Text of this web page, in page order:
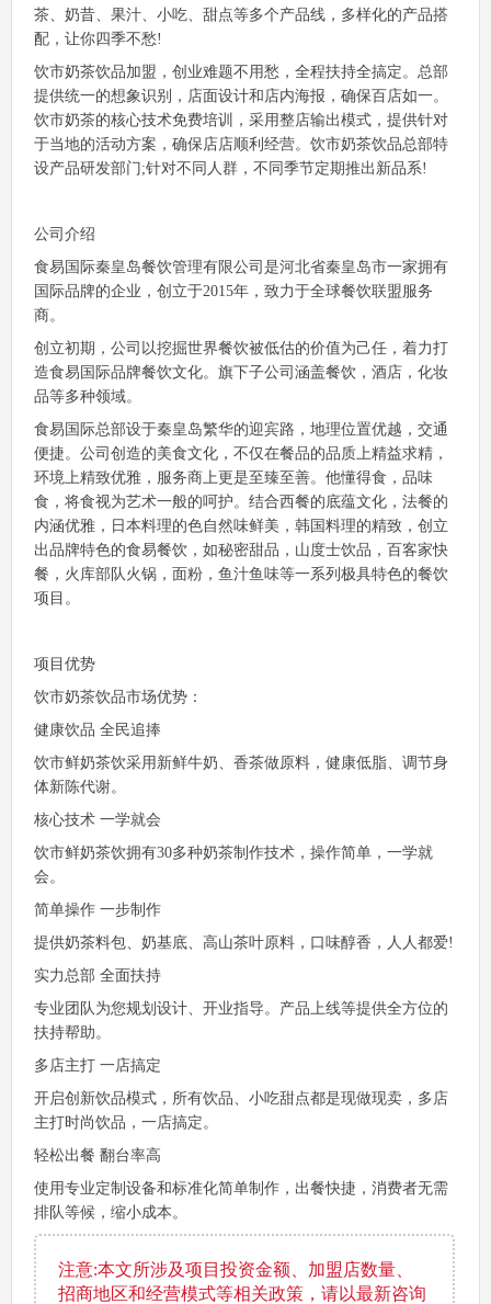
茶、奶昔、果汁、小吃、甜点等多个产品线，多样化的产品搭
配，让你四季不愁!
饮市奶茶饮品加盟，创业难题不用愁，全程扶持全搞定。总部
提供统一的想象识别，店面设计和店内海报，确保百店如一。
饮市奶茶的核心技术免费培训，采用整店输出模式，提供针对
于当地的活动方案，确保店店顺利经营。饮市奶茶饮品总部特
设产品研发部门;针对不同人群，不同季节定期推出新品系!
公司介绍
食易国际秦皇岛餐饮管理有限公司是河北省秦皇岛市一家拥有
国际品牌的企业，创立于2015年，致力于全球餐饮联盟服务
商。
创立初期，公司以挖掘世界餐饮被低估的价值为己任，着力打
造食易国际品牌餐饮文化。旗下子公司涵盖餐饮，酒店，化妆
品等多种领域。
食易国际总部设于秦皇岛繁华的迎宾路，地理位置优越，交通
便捷。公司创造的美食文化，不仅在餐品的品质上精益求精，
环境上精致优雅，服务商上更是至臻至善。他懂得食，品味
食，将食视为艺术一般的呵护。结合西餐的底蕴文化，法餐的
内涵优雅，日本料理的色自然味鲜美，韩国料理的精致，创立
出品牌特色的食易餐饮，如秘密甜品，山度士饮品，百客家快
餐，火库部队火锅，面粉，鱼汁鱼味等一系列极具特色的餐饮
项目。
项目优势
饮市奶茶饮品市场优势：
健康饮品 全民追捧
饮市鲜奶茶饮采用新鲜牛奶、香茶做原料，健康低脂、调节身
体新陈代谢。
核心技术 一学就会
饮市鲜奶茶饮拥有30多种奶茶制作技术，操作简单，一学就
会。
简单操作 一步制作
提供奶茶料包、奶基底、高山茶叶原料，口味醇香，人人都爱!
实力总部 全面扶持
专业团队为您规划设计、开业指导。产品上线等提供全方位的
扶持帮助。
多店主打 一店搞定
开启创新饮品模式，所有饮品、小吃甜点都是现做现卖，多店
主打时尚饮品，一店搞定。
轻松出餐 翻台率高
使用专业定制设备和标准化简单制作，出餐快捷，消费者无需
排队等候，缩小成本。
注意:本文所涉及项目投资金额、加盟店数量、
招商地区和经营模式等相关政策，请以最新咨询